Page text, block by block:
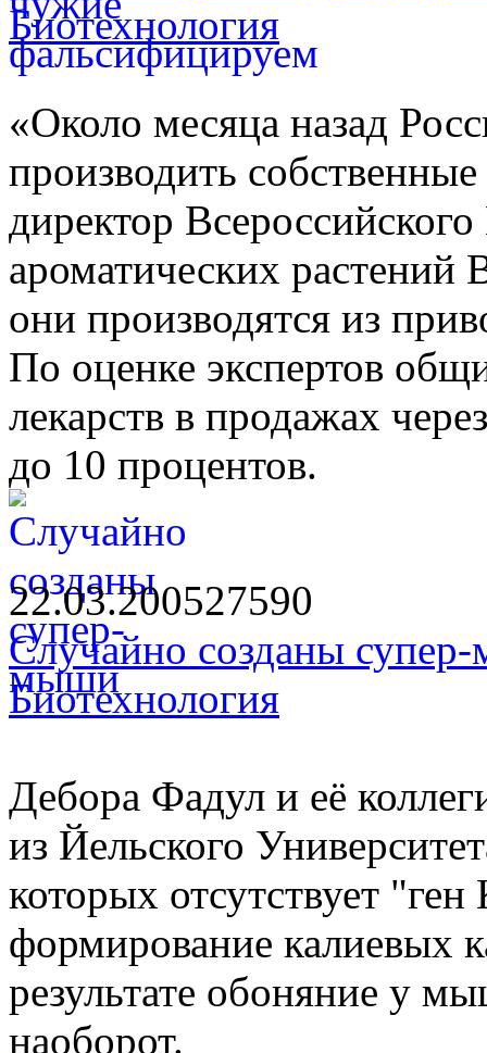
Биотехнология
«Около месяца назад
производить
директор
ароматических растений
они производятся из
По оценке экспертов
лекарств в продажах
до 10 процентов.
22.03.200527590
Случайно созданы
Биотехнология
Дебора Фадул и её
из Йельского
которых отсутствует
формирование калиевых
результате обоняние у
наоборот.